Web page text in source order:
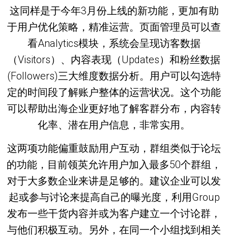
这同样是于今年3月份上线的新功能，更加有助
于用户优化策略，精准运营。页面管理员可以查
看Analytics模块，系统会呈现访客数据
（Visitors）、内容表现（Updates）和粉丝数据
(Followers)三大维度数据分析。用户可以勾选特
定的时间段了解账户整体的运营状况。这个功能
可以帮助出海企业更好地了解客群分布，内容转
化率、潜在用户信息，非常实用。
这两项功能偏重鼓励用户互动，群组类似于论坛
的功能，目前领英允许用户加入最多50个群组，
对于大多数企业来讲是足够的。建议企业可以发
起或参与讨论来提高自己的曝光度，利用Group
发布一些干货内容并或为客户建立一个讨论群，
与他们积极互动。另外，在同一个小组找到相关